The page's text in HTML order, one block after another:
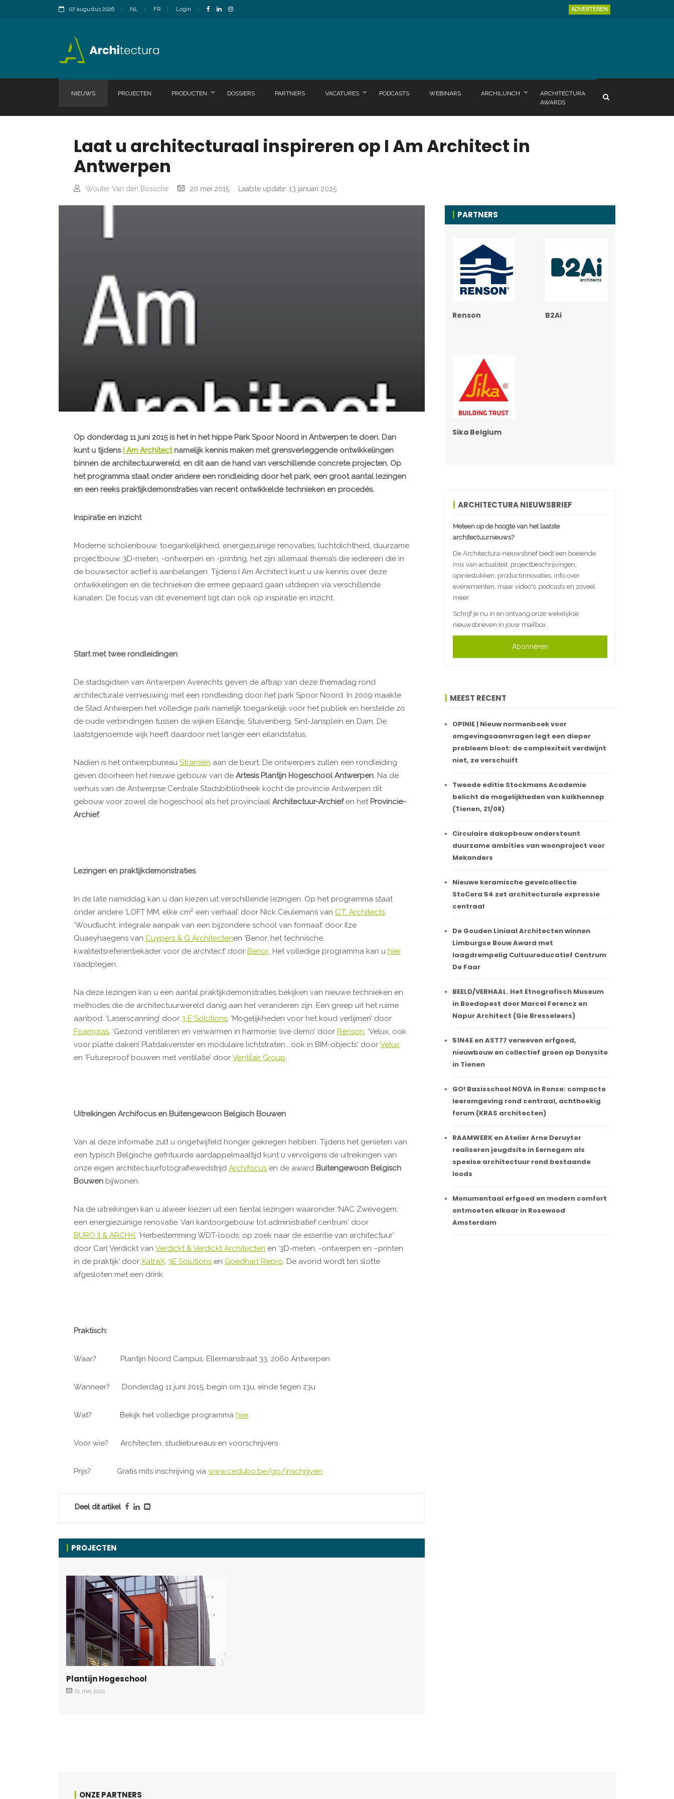
07 augustus 2026 NL FR Login ADVERTEREN
NIEUWS PROJECTEN PRODUCTEN DOSSIERS PARTNERS VACATURES PODCASTS WEBINARS ARCHILUNCH
ARCHITECTURA
AWARDS
Laat u architecturaal inspireren op I Am Architect in
Antwerpen
Wouter Van den Bossche 20 mei 2015 Laatste update: 13 januari 2025
Op donderdag 11 juni 2015is het in het hippe Park Spoor Noord in Antwerpen te doen. Dan
kunt u tijdens I Am Architectnamelijk kennis maken met grensverleggende ontwikkelingen
binnen de architectuurwereld, en dit aan de hand van verschillende concrete projecten. Op
het programma staat onder andere een rondleiding door het park, een groot aantal lezingen
en een reeks praktijkdemonstraties van recent ontwikkelde technieken en procedés.
Inspiratie en inzicht
Moderne scholenbouw, toegankelijkheid, energiezuinige renovaties, luchtdichtheid, duurzame
projectbouw, 3D-meten, -ontwerpen en -printing, het zijn allemaal thema’s die iedereen die in
de bouwsector actief is aanbelangen. Tijdens I Am Architect kunt u uw kennis over deze
ontwikkelingen en de technieken die ermee gepaard gaan uitdiepen via verschillende
kanalen. De focus van dit evenement ligt dan ook op inspiratie en inzicht.
Start met twee rondleidingen
De stadsgidsen van Antwerpen Averechts geven de aftrap van deze themadag rond
architecturale vernieuwing met een rondleiding door het park Spoor Noord. In 2009 maakte
de Stad Antwerpen het volledige park namelijk toegankelijk voor het publiek en herstelde zo
de oude verbindingen tussen de wijken Eilandje, Stuivenberg, Sint-Jansplein en Dam. De
laatstgenoemde wijk heeft daardoor niet langer een eilandstatus.
Nadien is het ontwerpbureau Stramien aan de beurt. De ontwerpers zullen een rondleiding
geven doorheen het nieuwe gebouw van de Artesis Plantijn Hogeschool Antwerpen. Na de
verhuis van de Antwerpse Centrale Stadsbibliotheek kocht de provincie Antwerpen dit
gebouw voor zowel de hogeschool als het provinciaal Architectuur-Archiefen het Provincie-
Archief.
Lezingen en praktijkdemonstraties
In de late namiddag kan u dan kiezen uit verschillende lezingen. Op het programma staat
onder andere ‘LOFT MM, elke cm2 een verhaal’ door Nick Ceulemans van C.T. Architects,
‘Woudlucht, integrale aanpak van een bijzondere school van formaat’ door Ilze
Quaeyhaegens van Cuypers & Q Architectenen ‘Benor, het technische
kwaliteitsreferentiekader voor de architect’ door Benor. Het volledige programma kan u hier
raadplegen.
Na deze lezingen kan u een aantal praktijkdemonstraties bekijken van nieuwe technieken en
methodes die de architectuurwereld danig aan het veranderen zijn. Een greep uit het ruime
aanbod: ‘Laserscanning’ door 3 E Solutions, ‘Mogelijkheden voor het koud verlijmen’ door
Foamglas, ‘Gezond ventileren en verwarmen in harmonie: live demo’ door Renson, ‘Velux, ook
voor platte daken! Platdakvenster en modulaire lichtstraten… ook in BIM-objects' door Velux
en ‘Futureproof bouwen met ventilatie’ door Ventilair Group.
Uitreikingen Archifocus en Buitengewoon Belgisch Bouwen
Van al deze informatie zult u ongetwijfeld honger gekregen hebben. Tijdens het genieten van
een typisch Belgische gefrituurde aardappelmaaltijd kunt u vervolgens de uitreikingen van
onze eigen architectuurfotografiewedstrijd Archifocus en de award Buitengewoon Belgisch
Bouwen bijwonen.
Na de uitreikingen kan u alweer kiezen uit een tiental lezingen waaronder ‘NAC Zwevegem:
een energiezuinige renovatie. Van kantoorgebouw tot administratief centrum' door
BURO II & ARCH+I, ‘Herbestemming WDT-loods: op zoek naar de essentie van architectuur’
door Carl Verdickt van Verdickt & Verdickt Architecten en ‘3D-meten, -ontwerpen en –printen
in de praktijk’ door XatraX, 3E Solutions en Goedhart Repro. De avond wordt ten slotte
afgesloten met een drink.
Praktisch:
Waar? Plantijn Noord Campus, Ellermanstraat 33, 2060 Antwerpen
Wanneer? Donderdag 11 juni 2015, begin om 13u, einde tegen 23u
Wat? Bekijk het volledige programma hier.
Voor wie? Architecten, studiebureaus en voorschrijvers
Prijs? Gratis mits inschrijving via www.cedubo.be/go/inschrijven
Deel dit artikel
PROJECTEN
Plantijn Hogeschool
01 mei 2022
PARTNERS
Renson B2Ai
Sika Belgium
ARCHITECTURA NIEUWSBRIEF
Meteen op de hoogte van het laatste
architectuurnieuws?
De Architectura-nieuwsbrief biedt een boeiende
mix van actualiteit, projectbeschrijvingen,
opiniestukken, productinnovaties, info over
evenementen, maar video's, podcasts en zoveel
meer.
Schrijf je nu in en ontvang onze wekelijkse
nieuwsbrieven in jouw mailbox.
Abonneren
MEEST RECENT
OPINIE | Nieuw normenboek voor
omgevingsaanvragen legt een dieper
probleem bloot: de complexiteit verdwijnt
niet, ze verschuift
Tweede editie Stockmans Academie
belicht de mogelijkheden van kalkhennep
(Tienen, 21/08)
Circulaire dakopbouw ondersteunt
duurzame ambities van woonproject voor
Mekanders
Nieuwe keramische gevelcollectie
StoCera 54 zet architecturale expressie
centraal
De Gouden Liniaal Architecten winnen
Limburgse Bouw Award met
laagdrempelig Cultuureducatief Centrum
De Faar
BEELD/VERHAAL. Het Etnografisch Museum
in Boedapest door Marcel Ferencz en
Napur Architect (Gie Bresseleers)
51N4E en AST77 verweven erfgoed,
nieuwbouw en collectief groen op Donysite
in Tienen
GO! Basisschool NOVA in Ronse: compacte
leeromgeving rond centraal, achthoekig
forum (KRAS architecten)
RAAMWERK en Atelier Arne Deruyter
realiseren jeugdsite in Eernegem als
speelse architectuur rond bestaande
loods
Monumentaal erfgoed en modern comfort
ontmoeten elkaar in Rosewood
Amsterdam
ONZE PARTNERS